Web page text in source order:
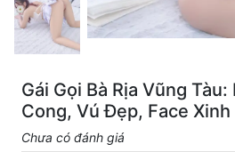
Gái Gọi Bà Rịa Vũng
Cong, Vú Đẹp, Face Xinh
Chưa có đánh giá